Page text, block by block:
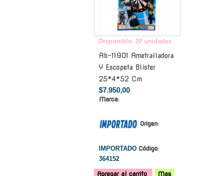
Disponible: 20 unidades
Ab-11901 Ametralladora
Y Escopeta Blister
25*4*52 Cm
$7.950,00
Marca:
Origen:
IMPORTADO Código:
364152
Agregar al carrito
Mas